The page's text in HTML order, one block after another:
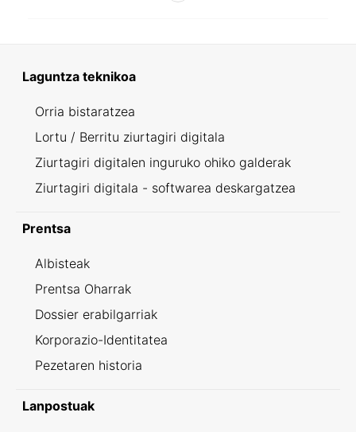
Laguntza teknikoa
Orria bistaratzea
Lortu / Berritu ziurtagiri digitala
Ziurtagiri digitalen inguruko ohiko galderak
Ziurtagiri digitala - softwarea deskargatzea
Prentsa
Albisteak
Prentsa Oharrak
Dossier erabilgarriak
Korporazio-Identitatea
Pezetaren historia
Lanpostuak